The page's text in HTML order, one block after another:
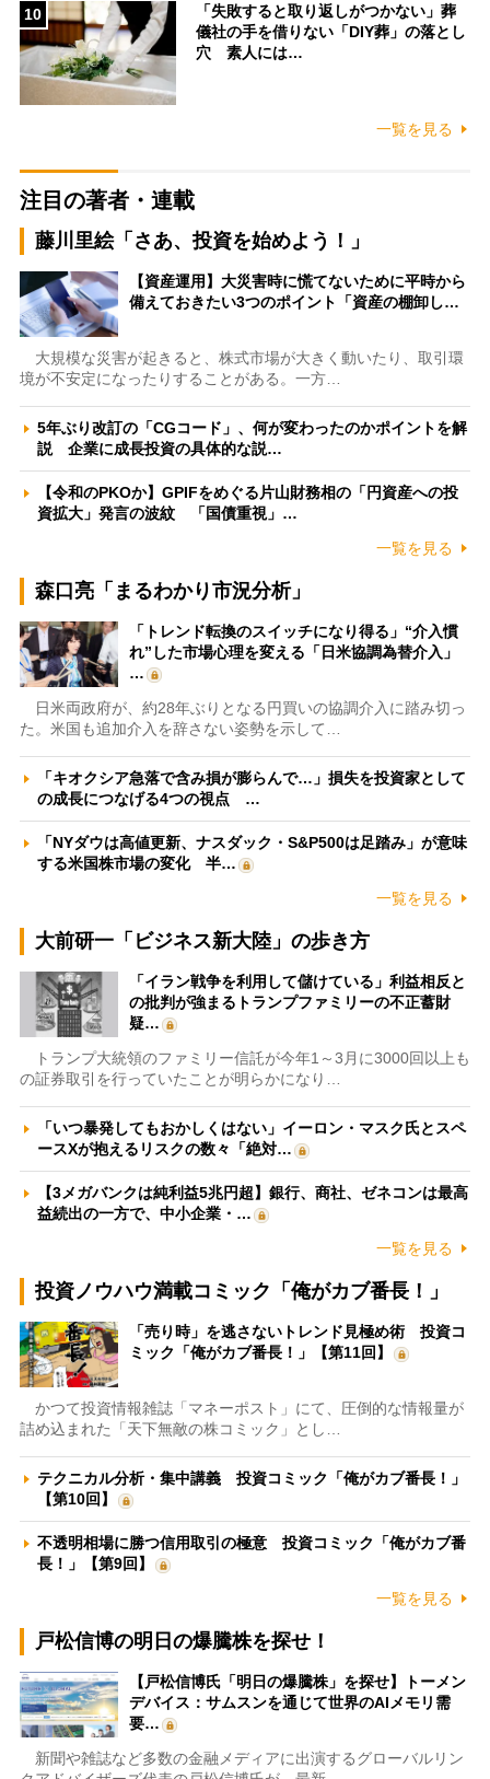
10
「失敗すると取り返しがつかない」葬
儀社の手を借りない「DIY葬」の落とし
穴 素人には…
一覧を見る
注目の著者・連載
藤川里絵「さあ、投資を始めよう！」
【資産運用】大災害時に慌てないために平時から
備えておきたい3つのポイント「資産の棚卸し…
大規模な災害が起きると、株式市場が大きく動いたり、取引環
境が不安定になったりすることがある。一方…
5年ぶり改訂の「CGコード」、何が変わったのかポイントを解
説 企業に成長投資の具体的な説…
【令和のPKOか】GPIFをめぐる片山財務相の「円資産への投
資拡大」発言の波紋 「国債重視」…
一覧を見る
森口亮「まるわかり市況分析」
「トレンド転換のスイッチになり得る」“介入慣
れ”した市場心理を変える「日米協調為替介入」
…
日米両政府が、約28年ぶりとなる円買いの協調介入に踏み切っ
た。米国も追加介入を辞さない姿勢を示して…
「キオクシア急落で含み損が膨らんで…」損失を投資家として
の成長につなげる4つの視点 …
「NYダウは高値更新、ナスダック・S&P500は足踏み」が意味
する米国株市場の変化 半…
一覧を見る
大前研一「ビジネス新大陸」の歩き方
「イラン戦争を利用して儲けている」利益相反と
の批判が強まるトランプファミリーの不正蓄財
疑…
トランプ大統領のファミリー信託が今年1～3月に3000回以上も
の証券取引を行っていたことが明らかになり…
「いつ暴発してもおかしくはない」イーロン・マスク氏とスペ
ースXが抱えるリスクの数々「絶対…
【3メガバンクは純利益5兆円超】銀行、商社、ゼネコンは最高
益続出の一方で、中小企業・…
一覧を見る
投資ノウハウ満載コミック「俺がカブ番長！」
「売り時」を逃さないトレンド見極め術 投資コ
ミック「俺がカブ番長！」【第11回】
かつて投資情報雑誌「マネーポスト」にて、圧倒的な情報量が
詰め込まれた「天下無敵の株コミック」とし…
テクニカル分析・集中講義 投資コミック「俺がカブ番長！」
【第10回】
不透明相場に勝つ信用取引の極意 投資コミック「俺がカブ番
長！」【第9回】
一覧を見る
戸松信博の明日の爆騰株を探せ！
【戸松信博氏「明日の爆騰株」を探せ】トーメン
デバイス：サムスンを通じて世界のAIメモリ需
要…
新聞や雑誌など多数の金融メディアに出演するグローバルリン